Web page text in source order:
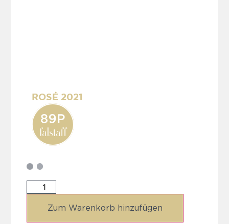
ROSÉ 2021
Zum Warenkorb hinzufügen